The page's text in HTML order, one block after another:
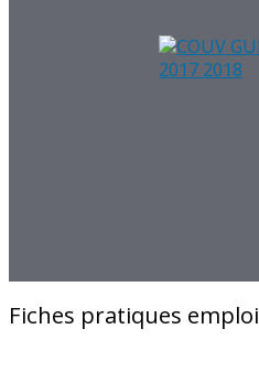
Fiches pratiques emploi